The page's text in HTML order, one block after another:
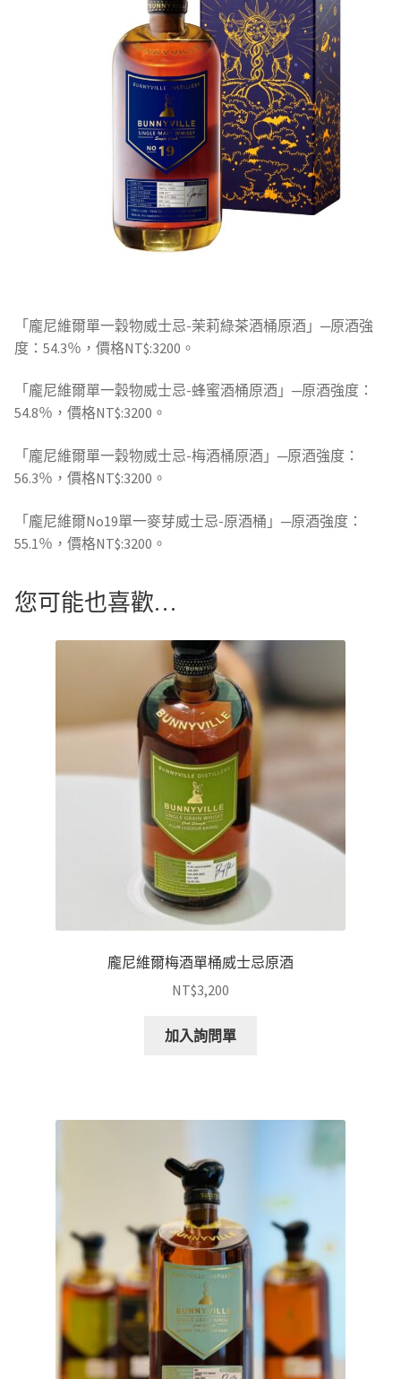
「龐尼維爾單一穀物威士忌-茉莉綠茶酒桶原酒」─原酒強
度：54.3％，價格NT$:3200。
「龐尼維爾單一穀物威士忌-蜂蜜酒桶原酒」─原酒強度：
54.8％，價格NT$:3200。
「龐尼維爾單一穀物威士忌-梅酒桶原酒」─原酒強度：
56.3％，價格NT$:3200。
「龐尼維爾No19單一麥芽威士忌-原酒桶」─原酒強度：
55.1％，價格NT$:3200。
您可能也喜歡…
龐尼維爾梅酒單桶威士忌原酒
NT$3,200
加入詢問單